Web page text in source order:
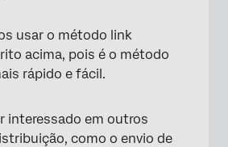
usar o método link
acima, pois é o método
rápido e fácil.
interessado em outros
como o envio de